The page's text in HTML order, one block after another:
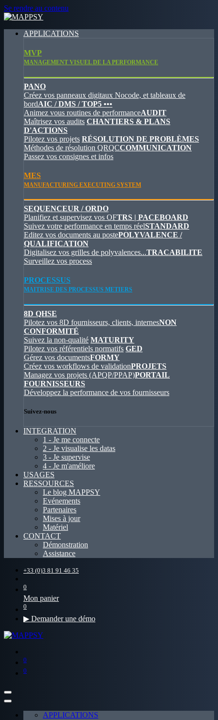
Se rendre au contenu
APPLICATIONS
MVP
MANAGEMENT VISUEL DE LA PERFORMANCE
PANO
Créez vos panneaux digitaux Nocode, et tableaux de
bordAIC / DMS / TOP5 •••
Animez vous routines de performanceAUDIT
Maîtrisez vos audits CHANTIERS & PLANS
D'ACTIONS
Pilotez vos projets RÉSOLUTION DE PROBLÈMES
Méthodes de résolution QRQCCOMMUNICATION
Passez vos consignes et infos
MES
MANUFACTURING EXECUTING SYSTEM
SEQUENCEUR / ORDO
Planifiez et supervisez vos OFTRS | PACEBOARD
Suivez votre performance en temps réelSTANDARD
Editez vos documents au postePOLYVALENCE /
QUALIFICATION
Digitalisez vos grilles de polyvalences...TRACABILITE
Surveillez vos process
PROCESSUS
MAITRISE DES PROCESSUS METIERS
8D QHSE
Pilotez vos 8D fournisseurs, clients, internesNON
CONFORMITÉ
Suivez la non-qualité MATURITY
Pilotez vos référentiels normatifs GED
Gérez vos documentsFORMY
Créez vos workflows de validationPROJETS
Managez vos projets (APQP/PPAP)PORTAIL
FOURNISSEURS
Développez la performance de vos fournisseurs
Suivez-nous
INTEGRATION
1 - Je me connecte
2 - Je visualise les datas
3 - Je supervise
4 - Je m'améliore
USAGES
RESSOURCES
Le blog MAPPSY
Evénements
Partenaires
Mises à jour
Matériel
CONTACT
Démonstration
Assistance
+33 (0)3 81 91 46 35
0
Mon panier
0
▶ Demander une démo
0
0
APPLICATIONS